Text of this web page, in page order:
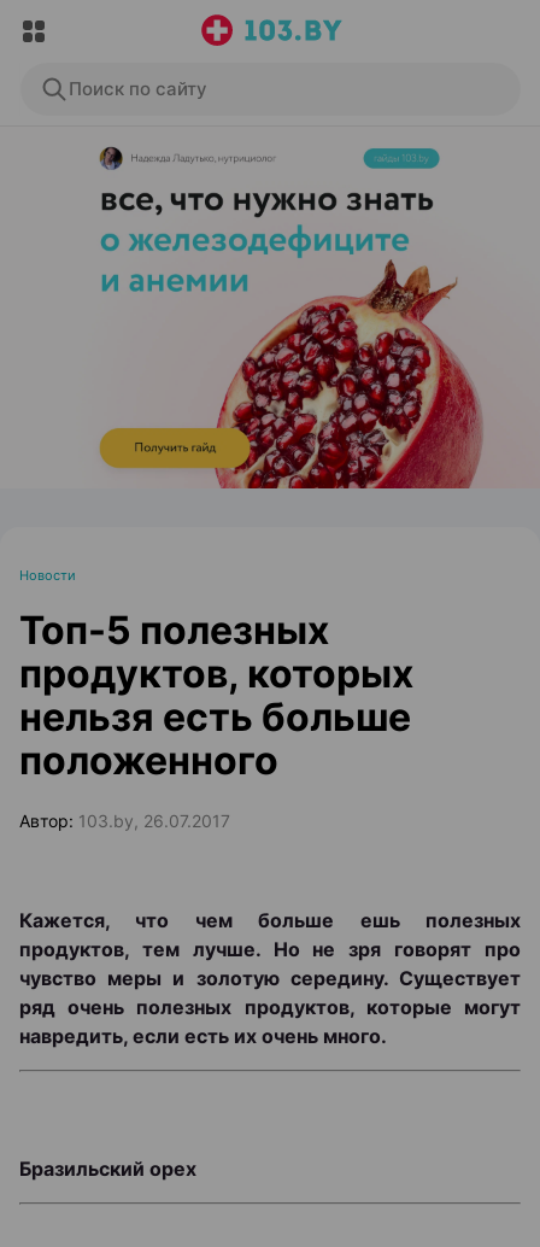
Поиск по сайту
ЭФФЕКТИВНАЯ РЕКЛАМА НА САЙТЕ
Новости
Топ-5 полезных
продуктов, которых
нельзя есть больше
положенного
Автор: 103.by, 26.07.2017
Кажется, что чем больше ешь полезных
продуктов, тем лучше. Но не зря говорят про
чувство меры и золотую середину. Существует
ряд очень полезных продуктов, которые могут
навредить, если есть их очень много.
Бразильский орех